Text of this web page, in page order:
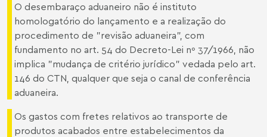
O desembaraço aduaneiro não é instituto
homologatório do lançamento e a realização do
procedimento de "revisão aduaneira", com
fundamento no art. 54 do Decreto-Lei nº 37/1966, não
implica "mudança de critério jurídico" vedada pelo art.
146 do CTN, qualquer que seja o canal de conferência
aduaneira.
Os gastos com fretes relativos ao transporte de
produtos acabados entre estabelecimentos da